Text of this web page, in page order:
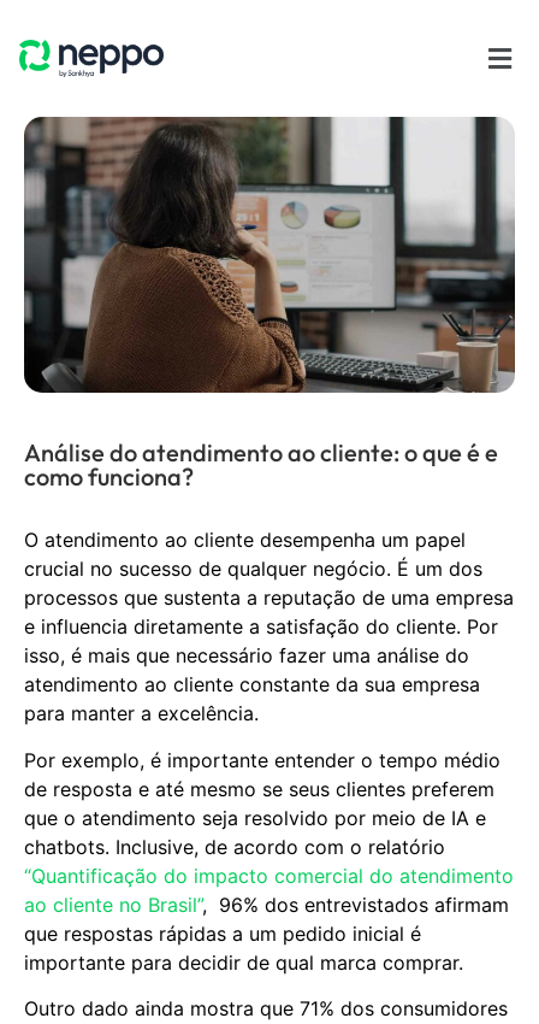
Análise do atendimento ao cliente: o que é e
como funciona?
O atendimento ao cliente desempenha um papel
crucial no sucesso de qualquer negócio. É um dos
processos que sustenta a reputação de uma empresa
e influencia diretamente a satisfação do cliente. Por
isso, é mais que necessário fazer uma análise do
atendimento ao cliente constante da sua empresa
para manter a excelência.
Por exemplo, é importante entender o tempo médio
de resposta e até mesmo se seus clientes preferem
que o atendimento seja resolvido por meio de IA e
chatbots. Inclusive, de acordo com o relatório
“Quantificação do impacto comercial do atendimento
ao cliente no Brasil”, 96% dos entrevistados afirmam
que respostas rápidas a um pedido inicial é
importante para decidir de qual marca comprar.
Outro dado ainda mostra que 71% dos consumidores